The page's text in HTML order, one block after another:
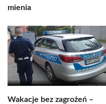
mienia
Wakacje bez zagrożeń –